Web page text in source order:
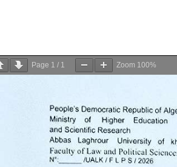
Page 1 / 1 Zoom 100%